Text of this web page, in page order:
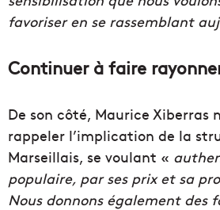
favoriser en se rassemblant
Continuer à faire
De son côté, Maurice Xiberras
rappeler l’implication de la
Marseillais, se voulant «
populaire, par ses prix et sa
Nous donnons également des